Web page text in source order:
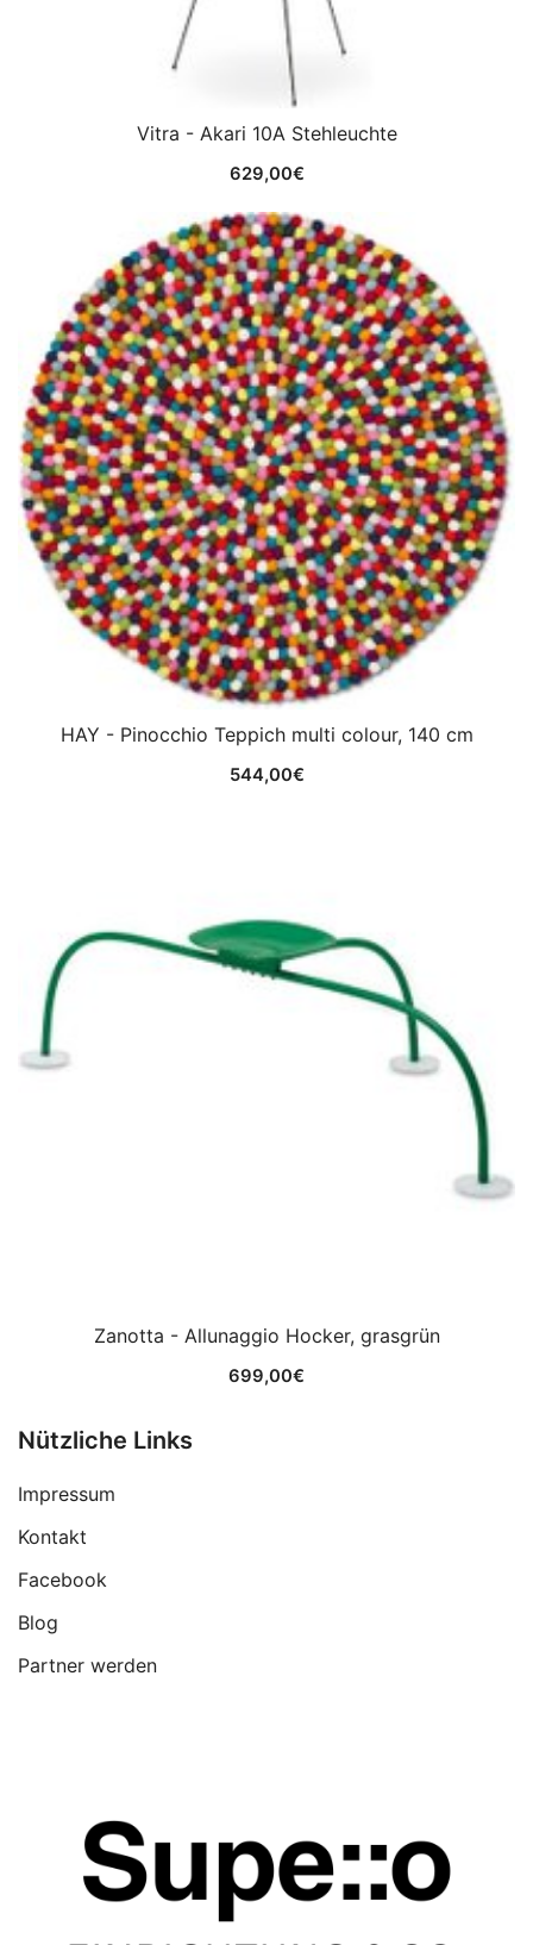
Vitra - Akari 10A Stehleuchte
629,00€
HAY - Pinocchio Teppich multi colour, 140 cm
544,00€
Zanotta - Allunaggio Hocker, grasgrün
699,00€
Nützliche Links
Impressum
Kontakt
Facebook
Blog
Partner werden